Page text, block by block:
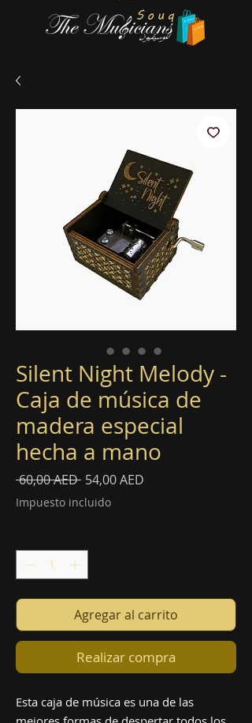
Silent Night Melody -
Caja de música de
madera especial
hecha a mano
60,00 AED Precio
54,00 AED
Impuesto incluido
Agregar al carrito
Realizar compra
Esta caja de música es una de las